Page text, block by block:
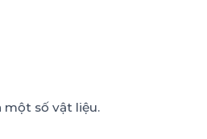
một số vật liệu.